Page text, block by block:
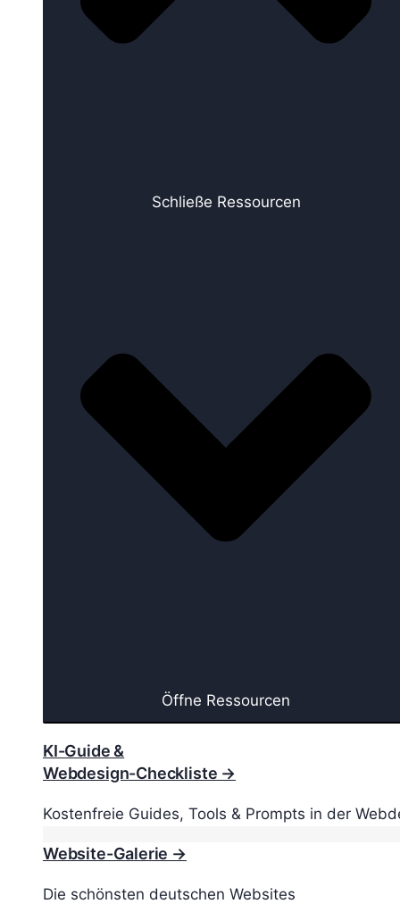
Schließe Ressourcen
Öffne Ressourcen
KI-Guide &
Webdesign-Checkliste →
Kostenfreie Guides, Tools & Prompts in der
Website-Galerie →
Die schönsten deutschen Websites